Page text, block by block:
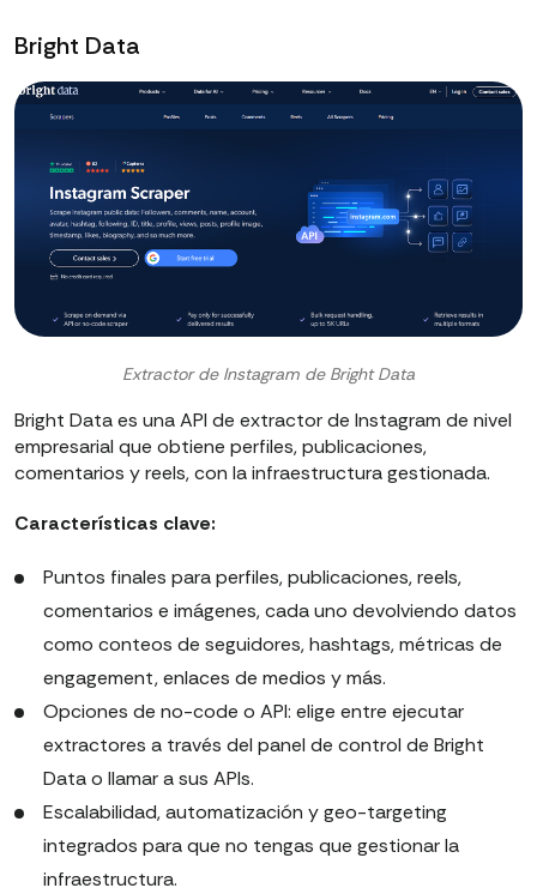
Bright Data
Extractor de Instagram de Bright Data
Bright Data es una API de extractor de Instagram de nivel
empresarial que obtiene perfiles, publicaciones,
comentarios y reels, con la infraestructura gestionada.
Características clave:
Puntos finales para perfiles, publicaciones, reels,
comentarios e imágenes, cada uno devolviendo datos
como conteos de seguidores, hashtags, métricas de
engagement, enlaces de medios y más.
Opciones de no-code o API: elige entre ejecutar
extractores a través del panel de control de Bright
Data o llamar a sus APIs.
Escalabilidad, automatización y geo-targeting
integrados para que no tengas que gestionar la
infraestructura.